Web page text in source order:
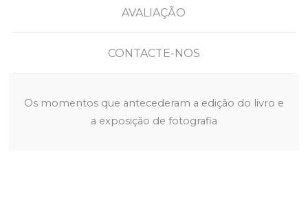
AVALIAÇÃO
CONTACTE-NOS
Os momentos que antecederam a edição do livro e
a exposição de fotografia